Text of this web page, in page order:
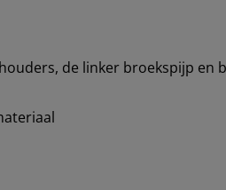
de linker broekspijp en